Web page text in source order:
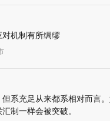
机制有所绸缪
系充足从来都系相对而言
制一样会被突破。